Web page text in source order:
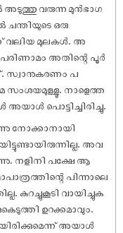
വരുന്ന മുൻഭാഗ
ഒരു
വലിയ മുലകൾ. അ
പരിണാമം അതിന്റെ പൂർ
സ്വാനുകരണം പ
സംശയമുള്ളൂ. നാളെത്ത
പൊട്ടിച്ചിരിച്ചു.
നോക്കാനായി
അവ
നളിനി പക്ഷേ ആ
പിന്നാലെ
കുറച്ചുകൂടി വായിച്ചുക
ഉറക്കമാവും.
അയാൾ